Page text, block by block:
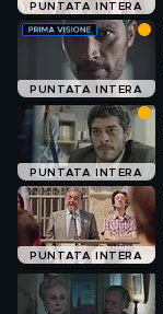
PUNTATA INTERA
PUNTATA INTERA
PUNTATA INTERA
PUNTATA INTERA